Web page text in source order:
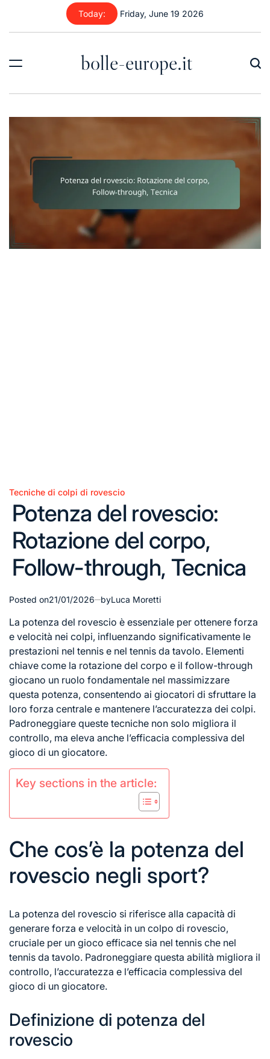
content
Today: Friday, June 19 2026
bolle-europe.it
Posted
Tecniche di colpi di rovescio
Potenza del rovescio:
Rotazione del corpo,
Follow-through, Tecnica
Posted on21/01/2026 byLuca Moretti
La potenza del rovescio è essenziale per ottenere forza
e velocità nei colpi, influenzando significativamente le
prestazioni nel tennis e nel tennis da tavolo. Elementi
chiave come la rotazione del corpo e il follow-through
giocano un ruolo fondamentale nel massimizzare
questa potenza, consentendo ai giocatori di sfruttare la
loro forza centrale e mantenere l’accuratezza dei colpi.
Padroneggiare queste tecniche non solo migliora il
controllo, ma eleva anche l’efficacia complessiva del
gioco di un giocatore.
Key sections in the article:
Che cos’è la potenza del
rovescio negli sport?
La potenza del rovescio si riferisce alla capacità di
generare forza e velocità in un colpo di rovescio,
cruciale per un gioco efficace sia nel tennis che nel
tennis da tavolo. Padroneggiare questa abilità migliora il
controllo, l’accuratezza e l’efficacia complessiva del
gioco di un giocatore.
Definizione di potenza del
rovescio